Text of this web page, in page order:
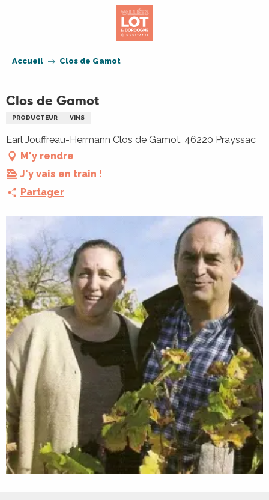
Accueil Clos de Gamot
Clos de Gamot
PRODUCTEUR VINS
Earl Jouffreau-Hermann Clos de Gamot, 46220 Prayssac
M'y rendre
J'y vais en train !
Partager